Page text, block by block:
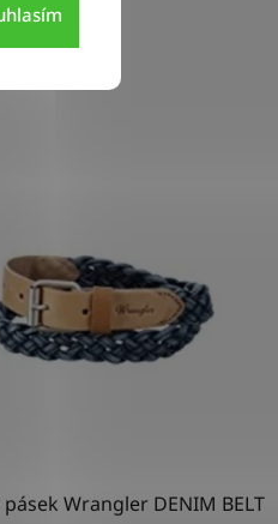
Wrangler DENIM BELT